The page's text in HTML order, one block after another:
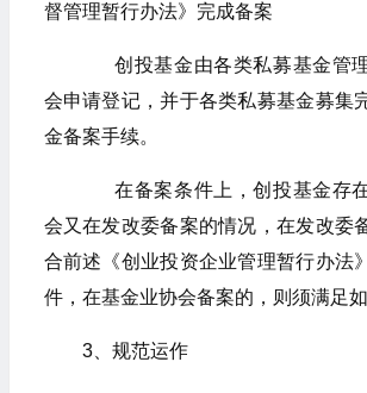
督管理暂行办法》完成备案
创投基金由各类私募基金管
会申请登记，并于各类私募基金募集
金备案手续。
在备案条件上，创投基金存
会又在发改委备案的情况，在发改委
合前述《创业投资企业管理暂行办法
件，在基金业协会备案的，则须满足
3、规范运作